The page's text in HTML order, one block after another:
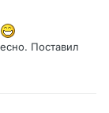
Поставил